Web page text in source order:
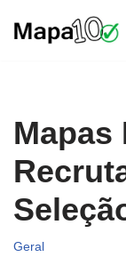
Mapas
Geral